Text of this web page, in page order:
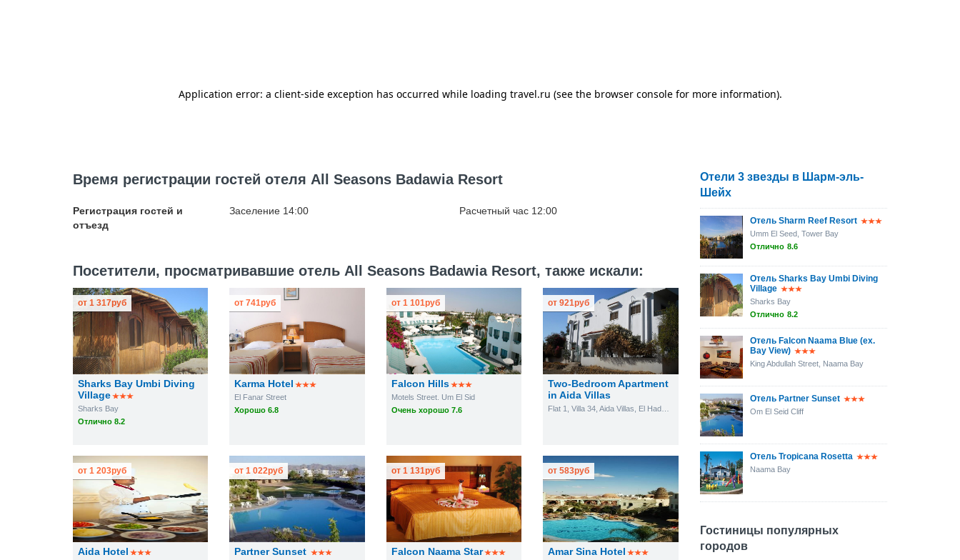
Время регистрации гостей отеля All Seasons Badawia Resort
Регистрация гостей и
отъезд
Заселение 14:00 Расчетный час 12:00
Посетители, просматривавшие отель All Seasons Badawia Resort, также искали:
Sharks Bay Umbi Diving
Village
Sharks Bay
Отлично 8.2
от 1 317руб
Karma Hotel
El Fanar Street
Хорошо 6.8
от741руб
Falcon Hills
Motels Street. Um El Sid
Очень хорошо 7.6
от 1 101руб
Two-Bedroom Apartment
in Aida Villas
от921руб
Aida Hotel
от 1 203руб
Partner Sunset
от1 022руб
Falcon Naama Star
от 1 131руб
Amar Sina Hotel
от583руб
Отели 3 звезды в Шарм-эль-
Шейх
Отель Sharm Reef Resort
Umm El Seed, Tower Bay
Отлично 8.6
Отель Sharks Bay Umbi Diving
Village
Sharks Bay
Отлично 8.2
Отель Falcon Naama Blue (ex.
Bay View)
King Abdullah Street, Naama Bay
Отель Partner Sunset
Om El Seid Cliff
Отель Tropicana Rosetta
Naama Bay
Гостиницы популярных
городов